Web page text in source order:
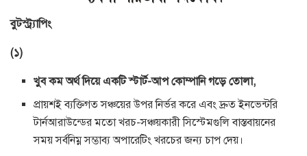
বুটস্ট্র্যাপিং
(১)
খুব কম অর্থ দিয়ে একটি স্টার্ট-আপ কোম্পানি গড়ে তোলা,
প্রায়শই ব্যক্তিগত সঞ্চয়ের উপর নির্ভর করে এবং দ্রুত ইনভেন্টরি
টার্নআরাউন্ডের মতো খরচ-সঞ্চয়কারী সিস্টেমগুলি বাস্তবায়নের
সময় সর্বনিম্ন সম্ভাব্য অপারেটিং খরচের জন্য চাপ দেয়।